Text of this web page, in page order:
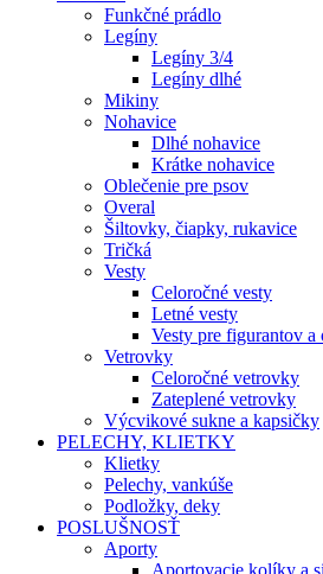
Funkčné prádlo
Legíny
Legíny 3/4
Legíny dlhé
Mikiny
Nohavice
Dlhé nohavice
Krátke nohavice
Oblečenie pre psov
Overal
Šiltovky, čiapky, rukavice
Tričká
Vesty
Celoročné vesty
Letné vesty
Vesty pre figurantov
Vetrovky
Celoročné vetrovky
Zateplené vetrovky
Výcvikové sukne a kapsičky
PELECHY, KLIETKY
Klietky
Pelechy, vankúše
Podložky, deky
POSLUŠNOSŤ
Aporty
Aportovacie kolíky a